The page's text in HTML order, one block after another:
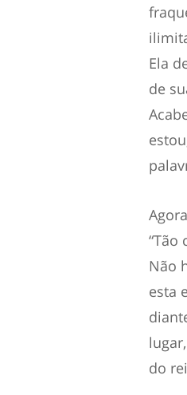
Ela
de
“Tão
Não
esta
do